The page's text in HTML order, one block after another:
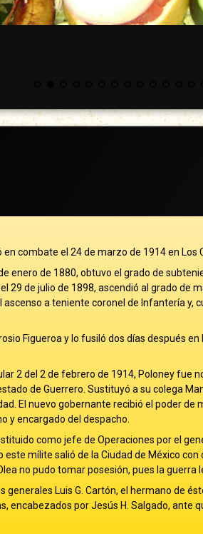
combate el 24 de marzo de 1914 en Los
enero de 1880, obtuvo el grado de
29 de julio de 1898, ascendió al grado de
ascenso a teniente coronel de Infantería y,
Figueroa y lo fusiló dos días después
2 del 2 de febrero de 1914, Poloney fue
de Guerrero. Sustituyó a su colega
El nuevo gobernante recibió el poder de
y encargado del despacho.
como jefe de Operaciones por el
mílite salió de la Ciudad de México
no pudo tomar posesión, pues la guerra
generales Luis G. Cartón, el hermano de
encabezados por Jesús H. Salgado, ante